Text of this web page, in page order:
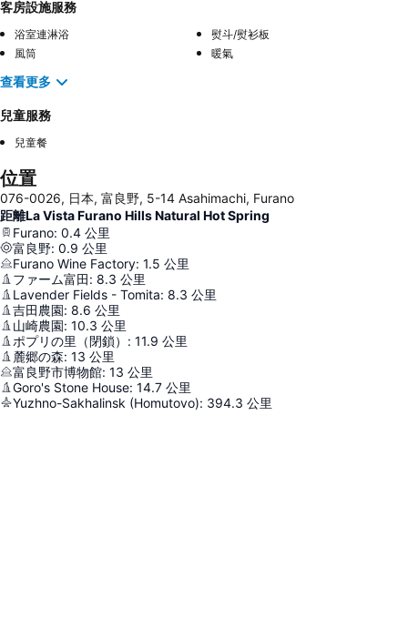
客房設施服務
浴室連淋浴
熨斗/熨衫板
風筒
暖氣
查看更多
兒童服務
兒童餐
位置
076-0026, 日本, 富良野, 5-14 Asahimachi, Furano
距離La Vista Furano Hills Natural Hot Spring
Furano: 0.4 公里
富良野: 0.9 公里
Furano Wine Factory: 1.5 公里
ファーム富田: 8.3 公里
Lavender Fields - Tomita: 8.3 公里
吉田農園: 8.6 公里
山崎農園: 10.3 公里
ポプリの里（閉鎖） : 11.9 公里
麓郷の森: 13 公里
富良野市博物館: 13 公里
Goro's Stone House: 14.7 公里
Yuzhno-Sakhalinsk (Homutovo): 394.3 公里